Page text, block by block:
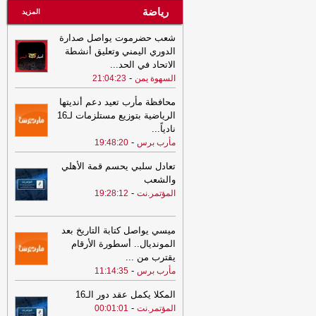
رياضة المزيد
شعب حضرموت يواصل صدارة
الدوري اليمني وتعليق أنشطة
الاتحاد في الحد...
السهوة يمن -
21:04:23
محافظة مأرب تعيد دعم أنديتها
الرياضية بتوزيع مستلزمات لـ16
نادياً...
مأرب برس -
19:48:20
تعادل سلبي يحسم قمة الأهلي
والشعب
المؤتمر.نت -
19:28:12
ميسي يواصل كتابة التاريخ بعد
المونديال.. أسطورة الأرقام
يقترب من ...
مأرب برس -
11:14:35
المكلا يكمل عقد دور الـ16
المؤتمر.نت -
00:01:01